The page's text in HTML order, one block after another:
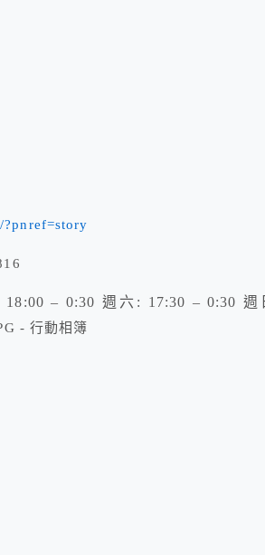
– 0:30 週六: 17:30 – 0:30 週